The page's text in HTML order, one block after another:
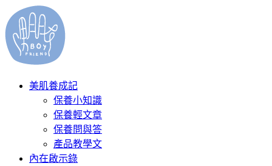
美肌養成記
保養小知識
保養輕文章
保養問與答
產品教學文
內在啟示錄